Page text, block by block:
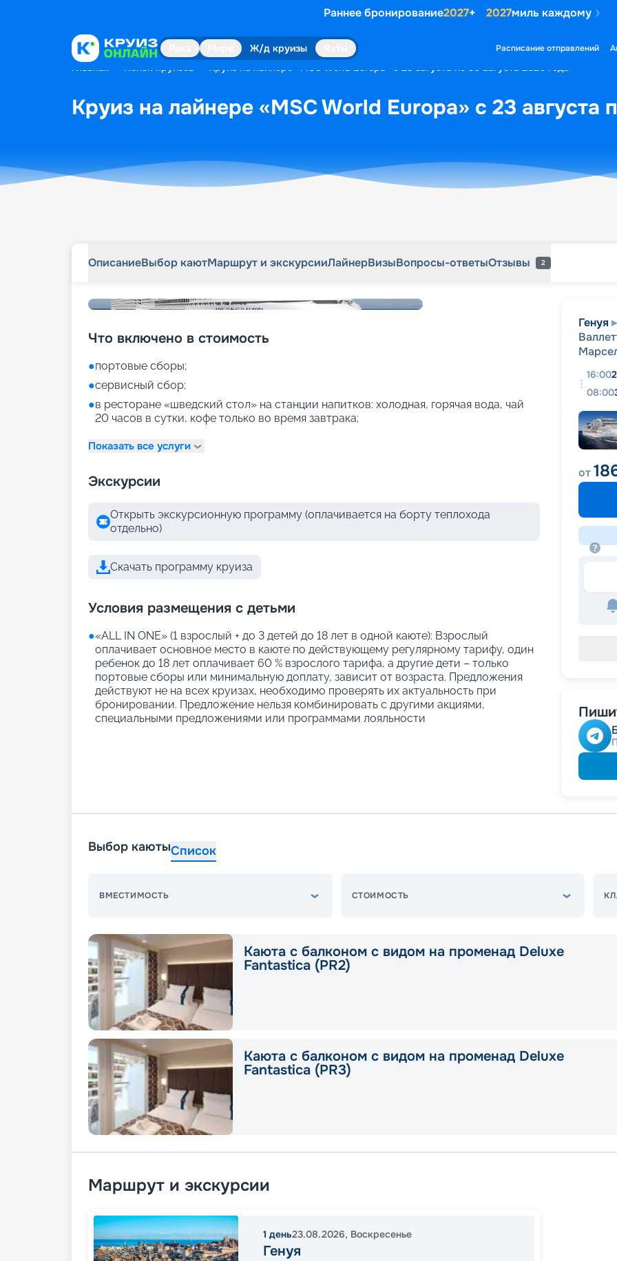
Раннее бронирование2027+ 2027миль каждому
Ж/д круизы Расписание отправлений
Главная Поиск круизов Круиз на лайнере «MSC World Europa» с 23 августа по 30 августа 2026 года
Круиз на лайнере «MSC World Europa» с 23 августа
ОписаниеВыбор каютМаршрут и экскурсииЛайнерВизыВопросы-ответыОтзывы 2
Что включено в стоимость
●портовые сборы;
●сервисный сбор;
●в ресторане «шведский стол» на станции напитков: холодная, горячая вода, чай
20 часов в сутки, кофе только во время завтрака;
Показать все услуги
Экскурсии
Открыть экскурсионную программу (оплачивается на борту теплохода
отдельно)
Скачать программу круиза
Условия размещения с детьми
●«АLL IN ONE» (1 взрослый + до 3 детей до 18 лет в одной каюте): Взрослый
оплачивает основное место в каюте по действующему регулярному тарифу, один
ребенок до 18 лет оплачивает 60 % взрослого тарифа, а другие дети – только
портовые сборы или минимальную доплату, зависит от возраста. Предложения
действуют не на всех круизах, необходимо проверять их актуальность при
бронировании. Предложение нельзя комбинировать с другими акциями,
специальными предложениями или программами лояльности
Генуя
16:00
08:00
от
Выбор каютыСписок
ВМЕСТИМОСТЬ СТОИМОСТЬ
Каюта с балконом с видом на променад Deluxe
Fantastica (PR2)
Каюта с балконом с видом на променад Deluxe
Fantastica (PR3)
Маршрут и экскурсии
1 день23.08.2026, Воскресенье
Генуя